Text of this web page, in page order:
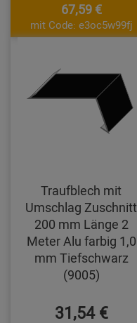
67,59 €
mit Code: e3oc5w99fj
Traufblech mit
Umschlag Zuschnitt
200 mm Länge 2
Meter Alu farbig 1,0
mm Tiefschwarz
(9005)
31,54 €